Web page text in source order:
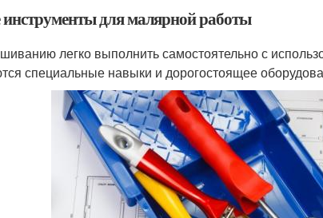
для малярной работы
легко выполнить самостоятельно с
специальные навыки и дорогостоящее